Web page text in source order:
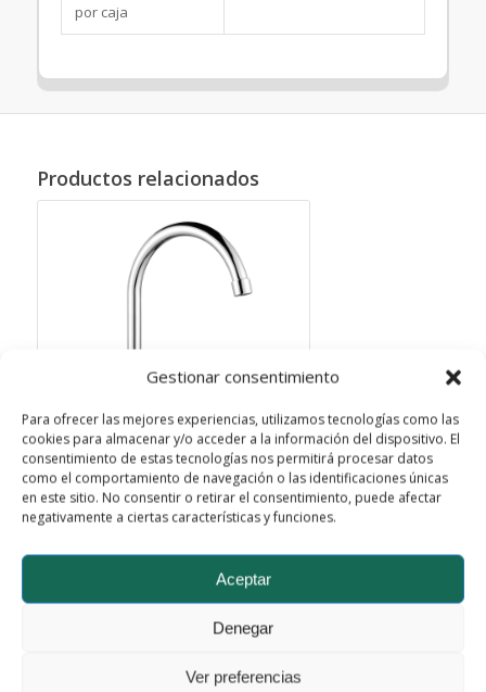
Gestionar consentimiento
Para ofrecer las mejores experiencias, utilizamos tecnologías como las
cookies para almacenar y/o acceder a la información del dispositivo. El
consentimiento de estas tecnologías nos permitirá procesar datos
como el comportamiento de navegación o las identificaciones únicas
en este sitio. No consentir o retirar el consentimiento, puede afectar
negativamente a ciertas características y funciones.
Aceptar
Denegar
Ver preferencias
por caja
Productos relacionados
FWEX-0706-2501-01